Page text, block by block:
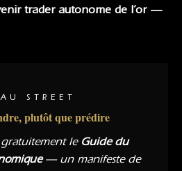
trader autonome de l’or —
STREET
plutôt que prédire
gratuitement le Guide du
— un manifeste de